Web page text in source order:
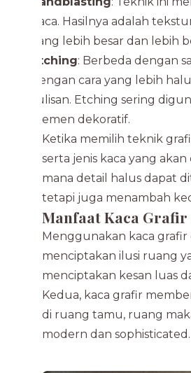
kaca. Hasilnya adalah
yang lebih besar dan lebih
Etching: Berbeda dengan
dengan cara yang lebih
tulisan. Etching sering
elemen dekoratif.
Ketika memilih teknik
serta jenis kaca yang
mana detail halus dapat
tetapi juga menambah
Manfaat Kaca
Menggunakan kaca grafir
menciptakan ilusi ruang
menciptakan kesan luas
Kedua, kaca grafir
di ruang tamu, ruang
modern dan sophisticated.